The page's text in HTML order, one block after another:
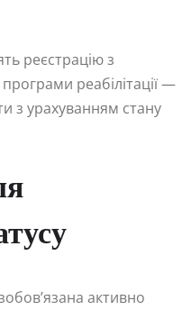
реєстрацію з
реабілітації —
з урахуванням стану
активно